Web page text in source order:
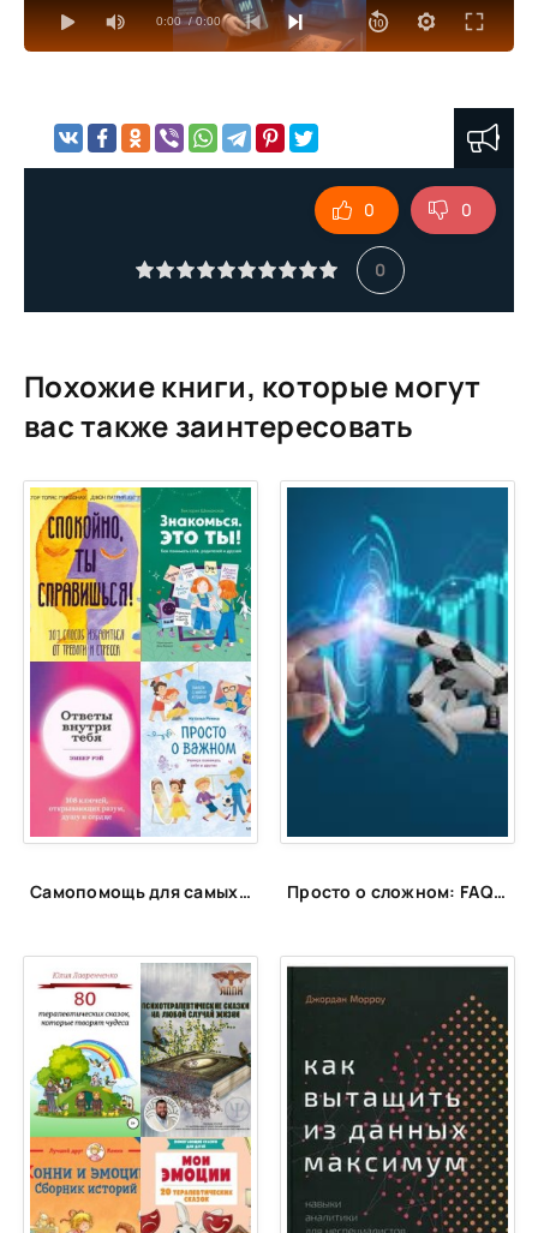
0:00 / 0:00
17
18
0
0 0
Похожие книги, которые могут
вас также заинтересовать
Самопомощь для самых маленьких Просто о сложном: FAQ об искусственном интеллекте